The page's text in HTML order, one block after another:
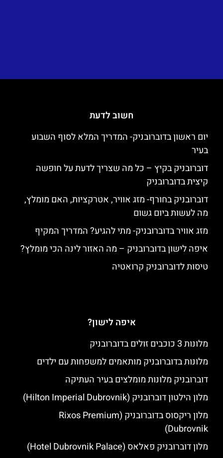
חשוב לדעת
יום ראשון בדוברובניק- המדריך המלא לסוף השבוע
בעיר
דוברובניק בקיץ – כל מה שצריך לדעת על חופשה
קיצית בדוברובניק
דוברובניק בחורף- מזג אוויר, אטרקציות, האם מומלץ,
מה לעשות ביום גשום
מזג אוויר בדוברובניק- מתי להגיע? המדריך המקיף
איפה לישון בדוברובניק – מה האזור לינה הכי מומלץ?
טיסות לדוברובניק קרואטיה
איפה לישון?
מלונות 3 כוכבים זולים בדוברובניק
מלונות בדוברובניק מותאמים למשפחות עם ילדים
דוברובניק מלונות מומלצים בעיר העתיקה
מלון הילטון דוברובניק (Hilton Imperial Dubrovnik)
מלון ריקסוס בדוברובניק (Rixos Premium
Dubrovnik)
מלון דוברובניק פאלאס (Hotel Dubrovnik Palace)